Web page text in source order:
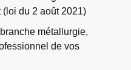
du 2 août 2021)
métallurgie,
de vos